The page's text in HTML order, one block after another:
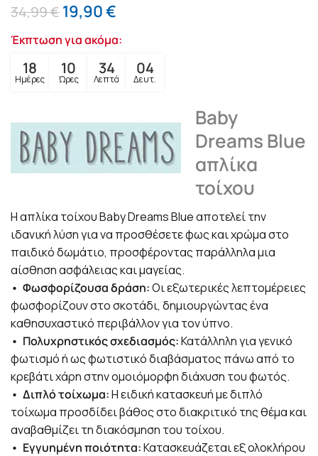
34,99€19,90€
Έκπτωση για ακόμα:
18
Ημέρες
10
Ώρες
34
Λεπτά
03
Δευτ.
Baby
Dreams Blue
απλίκα
τοίχου
Η απλίκα τοίχου Baby Dreams Blue αποτελεί την
ιδανική λύση για να προσθέσετε φως και χρώμα στο
παιδικό δωμάτιο, προσφέροντας παράλληλα μια
αίσθηση ασφάλειας και μαγείας.
• Φωσφορίζουσα δράση:Οι εξωτερικές λεπτομέρειες
φωσφορίζουν στο σκοτάδι, δημιουργώντας ένα
καθησυχαστικό περιβάλλον για τον ύπνο.
• Πολυχρηστικός σχεδιασμός:Κατάλληλη για γενικό
φωτισμό ή ως φωτιστικό διαβάσματος πάνω από το
κρεβάτι χάρη στην ομοιόμορφη διάχυση του φωτός.
• Διπλό τοίχωμα:Η ειδική κατασκευή με διπλό
τοίχωμα προσδίδει βάθος στο διακριτικό της θέμα και
αναβαθμίζει τη διακόσμηση του τοίχου.
• Εγγυημένη ποιότητα:Κατασκευάζεται εξ ολοκλήρου